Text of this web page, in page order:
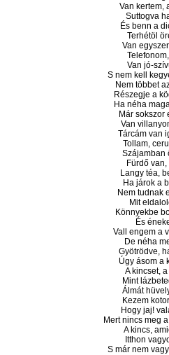
Van kertem,
Suttogva
És benn a
Terhétöl
Van
Van jó-
S nem kell
Nem többet
Részegje a
Ha néha
Már sokszor
Van
Tárcám van
Tollam,
Szájamban
Fürdő
Langy téa,
Ha járok a
Nem tudnak
Mit
Könnyekbe
És
Vall engem a
De néha
Gyötrödve,
Úgy ásom a
A kincset,
Mint
Álmát
Kezem
Hogy jaj!
Mert nincs meg
A kincs,
Itthon
S már nem